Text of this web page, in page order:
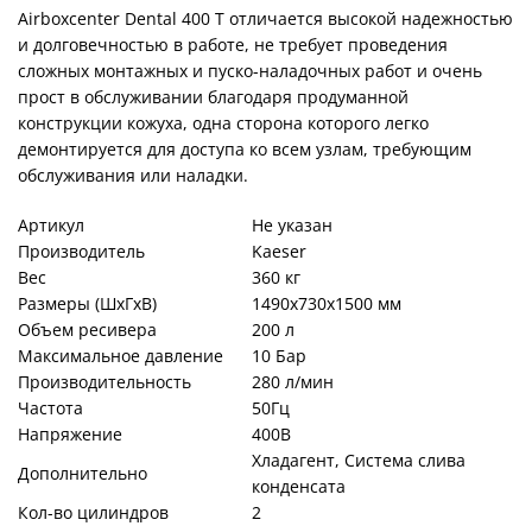
Airboxcenter Dental 400 T отличается высокой надежностью
и долговечностью в работе, не требует проведения
сложных монтажных и пуско-наладочных работ и очень
прост в обслуживании благодаря продуманной
конструкции кожуха, одна сторона которого легко
демонтируется для доступа ко всем узлам, требующим
обслуживания или наладки.
Артикул
Не указан
Производитель
Kaeser
Вес
360 кг
Размеры (ШхГхВ)
1490х730х1500 мм
Объем ресивера
200 л
Максимальное давление
10 Бар
Производительность
280 л/мин
Частота
50Гц
Напряжение
400В
Дополнительно
Хладагент, Система слива
конденсата
Кол-во цилиндров
2